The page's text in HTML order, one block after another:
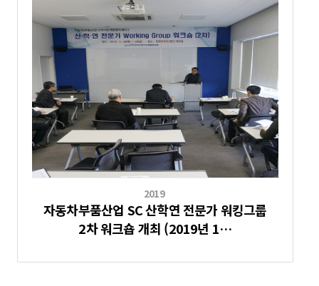
2019
자동차부품산업 SC 산학연 전문가 워킹그룹
2차 워크숍 개최 (2019년 1…